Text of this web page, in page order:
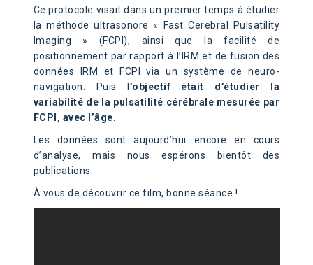
Ce protocole visait dans un premier temps à étudier
la méthode ultrasonore « Fast Cerebral Pulsatility
Imaging » (FCPI), ainsi que la facilité de
positionnement par rapport à l’IRM et de fusion des
données IRM et FCPI via un système de neuro-
navigation. Puis l ’objectif était d’étudier
la
variabilité de la pulsatilité cérébrale mesurée par
FCPI, avec l’âge
Les données sont aujourd’hui encore en cours
d’analyse, mais nous espérons bientôt des
publications.
À vous de découvrir ce film, bonne séance !